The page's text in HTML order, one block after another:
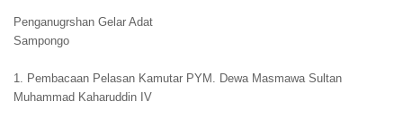
Penganugrshan Gelar Adat
Sampongo
1. Pembacaan Pelasan Kamutar PYM. Dewa Masmawa Sultan
Muhammad Kaharuddin IV